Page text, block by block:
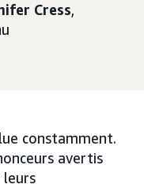
Cress,
constamment.
avertis
leurs